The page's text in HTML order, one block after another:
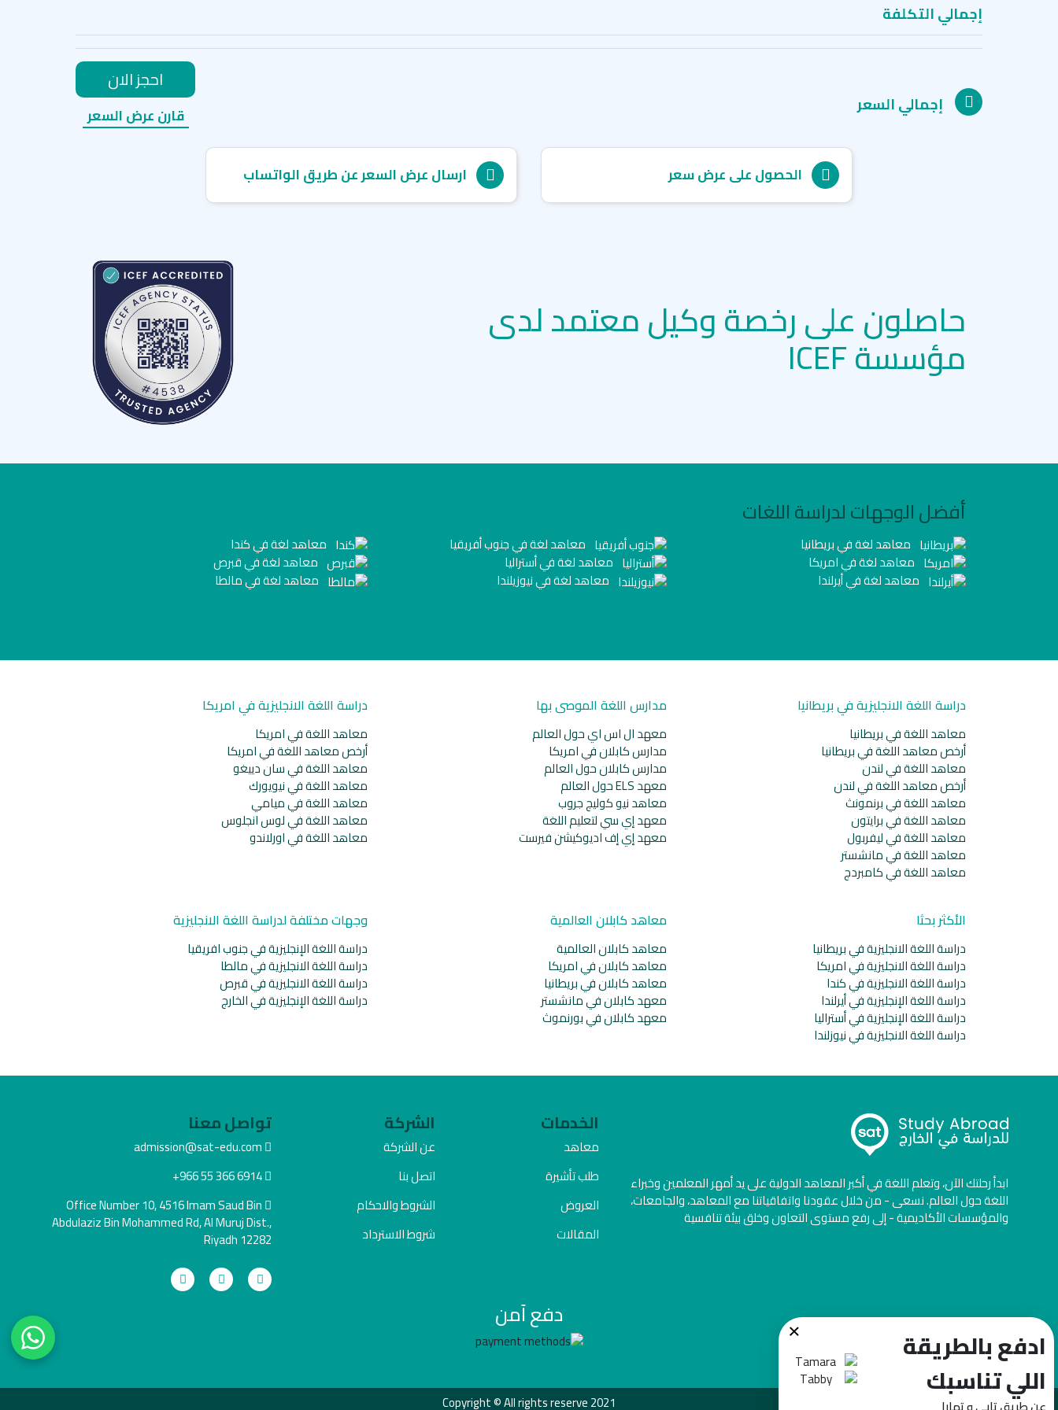
إجمالي التكلفة
إجمالي السعر
احجز الان
قارن عرض السعر
الحصول على عرض سعر ارسال عرض السعر عن طريق الواتساب
حاصلون على رخصة وكيل معتمد لدى
مؤسسة ICEF
أفضل الوجهات لدراسة اللغات
معاهد لغة في بريطانيا
معاهد لغة في امريكا
معاهد لغة في أيرلندا
معاهد لغة في جنوب أفريقيا
معاهد لغة في أستراليا
معاهد لغة في نيوزيلندا
معاهد لغة في كندا
معاهد لغة في قبرص
معاهد لغة في مالطا
دراسة اللغة الانجليزية في بريطانيا
معاهد اللغة في بريطانيا
أرخص معاهد اللغة في بريطانيا
معاهد اللغة في لندن
أرخص معاهد اللغة في لندن
معاهد اللغة في برنمونث
معاهد اللغة في برايتون
معاهد اللغة في ليفربول
معاهد اللغة في مانشستر
معاهد اللغة في كامبردج
مدارس اللغة الموصى بها
معهد ال اس اي حول العالم
مدارس كابلان في امريكا
مدارس كابلان حول العالم
معهد ELS حول العالم
معاهد نيو كوليج جروب
معهد إي سي لتعليم اللغة
معهد إي إف اديوكيشن فيرست
دراسة اللغة الانجليزية في امريكا
معاهد اللغة في امريكا
أرخص معاهد اللغة في امريكا
معاهد اللغة في سان دييغو
معاهد اللغة في نيويورك
معاهد اللغة في ميامي
معاهد اللغة في لوس انجلوس
معاهد اللغة في اورلاندو
الأكثر بحثا
دراسة اللغة الانجليزية في بريطانيا
دراسة اللغة الانجليزية في امريكا
دراسة اللغة الانجليزية في كندا
دراسة اللغة الإنجليزية في أيرلندا
دراسة اللغة الإنجليزية في أستراليا
دراسة اللغة الانجليزية في نيوزلندا
معاهد كابلان العالمية
معاهد كابلان العالمية
معاهد كابلان في امريكا
معاهد كابلان في بريطانيا
معهد كابلان في مانشستر
معهد كابلان في بورنموث
وجهات مختلفة لدراسة اللغة الانجليزية
دراسة اللغة الإنجليزية في جنوب افريقيا
دراسة اللغة الانجليزية في مالطا
دراسة اللغة الانجليزية في قبرص
دراسة اللغة الإنجليزية في الخارج
ابدأ رحلتك الآن، وتعلم اللغة في أكبر المعاهد الدولية على يد أمهر المعلمين وخبراء
اللغة حول العالم. نسعى - من خلال عقودنا واتفاقياتنا مع المعاهد، والجامعات،
والمؤسسات الأكاديمية - إلى رفع مستوى التعاون وخلق بيئة تنافسية
الخدمات
معاهد
طلب تأشيرة
العروض
المقالات
الشركة
عن الشركة
اتصل بنا
الشروط والاحكام
شروط الاسترداد
تواصل معنا
admission@sat-edu.com
+966 55 366 6914
Office Number 10, 4516 Imam Saud Bin
Abdulaziz Bin Mohammed Rd, Al Muruj Dist.,
Riyadh 12282
دفع آمن
Copyright © All rights reserve 2021
×
ادفع بالطريقة
اللي تناسبك